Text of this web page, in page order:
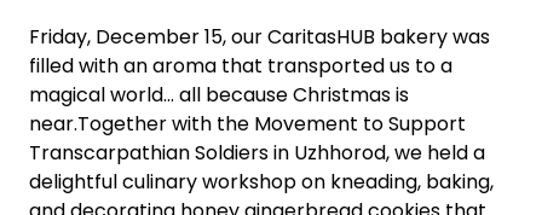
Friday, December 15, our CaritasHUB bakery was
filled with an aroma that transported us to a
magical world... all because Christmas is
near.Together with the Movement to Support
Transcarpathian Soldiers in Uzhhorod, we held a
delightful culinary workshop on kneading, baking,